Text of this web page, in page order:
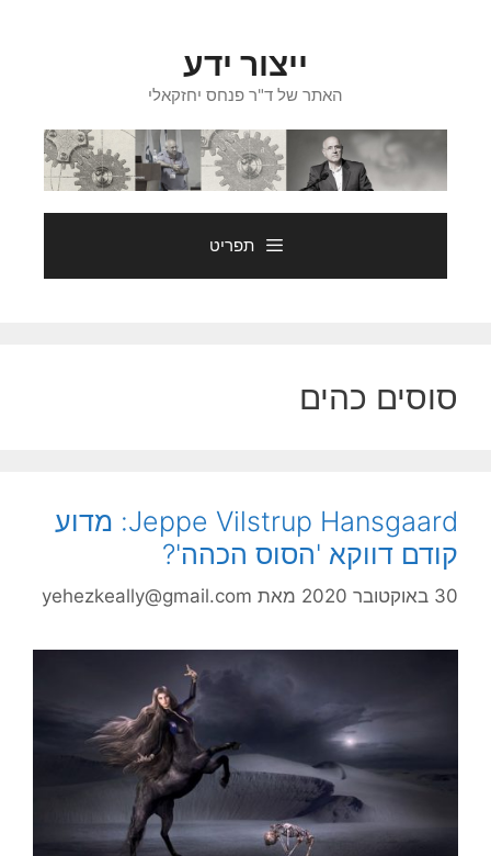
ייצור ידע
האתר של ד"ר פנחס יחזקאלי
תפריט
סוסים כהים
Jeppe Vilstrup Hansgaard: מדוע
קודם דווקא 'הסוס הכהה'?
30 באוקטובר 2020 מאת yehezkeally@gmail.com